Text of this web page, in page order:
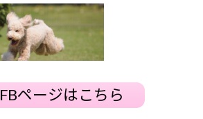
FBページはこちら